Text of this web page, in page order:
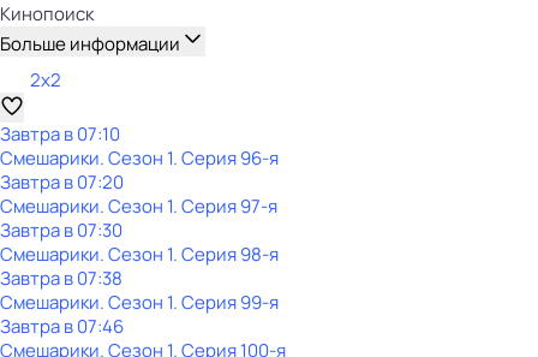
Кинопоиск
Больше информации
2x2
Завтра в 07:10
Смешарики. Сезон 1. Серия 96-я
Завтра в 07:20
Смешарики. Сезон 1. Серия 97-я
Завтра в 07:30
Смешарики. Сезон 1. Серия 98-я
Завтра в 07:38
Смешарики. Сезон 1. Серия 99-я
Завтра в 07:46
Смешарики. Сезон 1. Серия 100-я